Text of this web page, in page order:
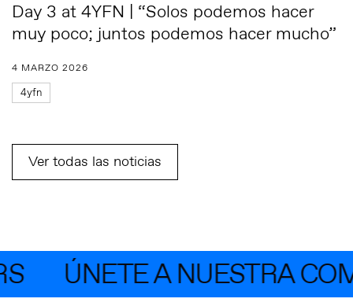
Day 3 at 4YFN | “Solos podemos hacer
muy poco; juntos podemos hacer mucho”
4 MARZO 2026
4yfn
Ver todas las noticias
ÚNETE A NUESTRA